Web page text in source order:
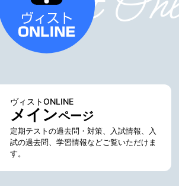
ヴィストONLINE
メインページ
定期テストの過去問・対策、入試情報、入
試の過去問、学習情報などご覧いただけま
す。